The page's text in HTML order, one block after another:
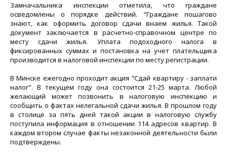
Замначальника инспекции отметила, что граждане
осведомлены о порядке действий. "Граждане пошагово
знают, как оформить договор сдачи внаем жилья. Такой
документ заключается в расчетно-справочном центре по
месту сдачи жилья. Уплата подоходного налога в
фиксированных суммах и постановка на учет плательщика
производится в налоговой инспекции по месту регистрации.
В Минске ежегодно проходит акция "Сдай квартиру - заплати
налог". В текущем году она состоится 21-25 марта. Любой
желающий может позвонить в налоговую инспекцию и
сообщить о фактах нелегальной сдачи жилья. В прошлом году
в столице за пять дней такой акции в налоговую службу
поступила информация в отношении 114 адресов квартир. В
каждом втором случае факты незаконной деятельности были
подтверждены.